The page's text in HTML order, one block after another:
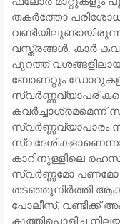
തകർത്തോ
വസ്ത്രങ്ങൾ, കാർ
പുറത്ത്
ബോണറ്റും ഡോറുകളും
കവർച്ചാശ്രമമെന്ന്
സ്വർണ്ണവ്യാപാരം
കാറിനുള്ളിലെ
സ്വർണ്ണമോ പണമോ
തടഞ്ഞുനിർത്തി
പോലീസ്. വണ്ടിക്ക്
കുത്തിപ്പൊളിച്ച